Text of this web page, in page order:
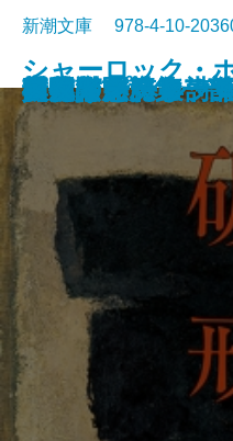
春の城
桜の実の熟する
千曲川のスケッ
シャーロック・
拶
人間の土地
クヌルプ
夜明け前 第二
夜明け前 第二
小さき者へ・生
哲学入門
新潮文庫 978-4-10-
破戒
夜明け前 第一
夜明け前 第一
肉体の悪魔
青春は美わし
コクトー詩集
アポリネール詩
人生論ノート
異邦人
スタインベック